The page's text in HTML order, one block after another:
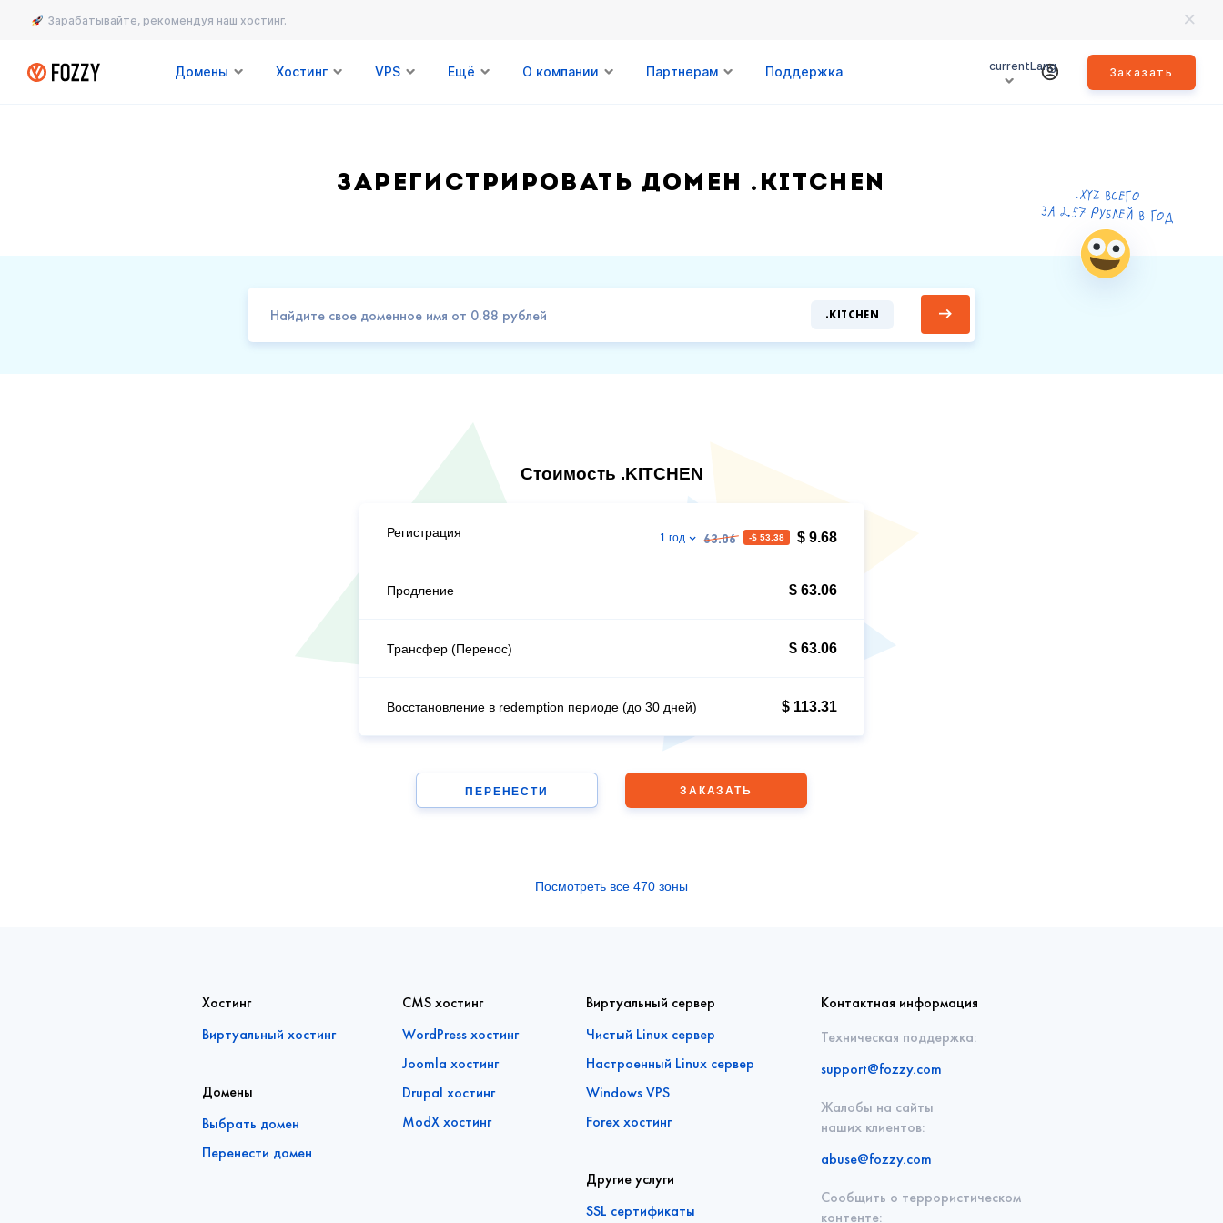
Зарабатывайте, рекомендуя наш хостинг.
Домены Хостинг VPS Ещё О компании Партнерам Поддержка currentLang Заказать
Зарегистрировать домен .KITCHEN .XYZ ВСЕГО
ЗА 2.57 РУБЛЕЙ В ГОД
.KITCHEN
Стоимость .KITCHEN
Регистрация 1 год 63.06 -$ 53.38 $ 9.68
Продление $ 63.06
Трансфер (Перенос) $ 63.06
Восстановление в redemption периоде (до 30 дней) $ 113.31
ПЕРЕНЕСТИ ЗАКАЗАТЬ
Посмотреть все 470 зоны
Хостинг
Виртуальный хостинг
Домены
Выбрать домен
Перенести домен
CMS хостинг
WordPress хостинг
Joomla хостинг
Drupal хостинг
ModX хостинг
Виртуальный сервер
Чистый Linux сервер
Настроенный Linux сервер
Windows VPS
Forex хостинг
Другие услуги
SSL сертификаты
Контактная информация
Техническая поддержка:
support@fozzy.com
Жалобы на сайты
наших клиентов:
abuse@fozzy.com
Сообщить о террористическом
контенте: